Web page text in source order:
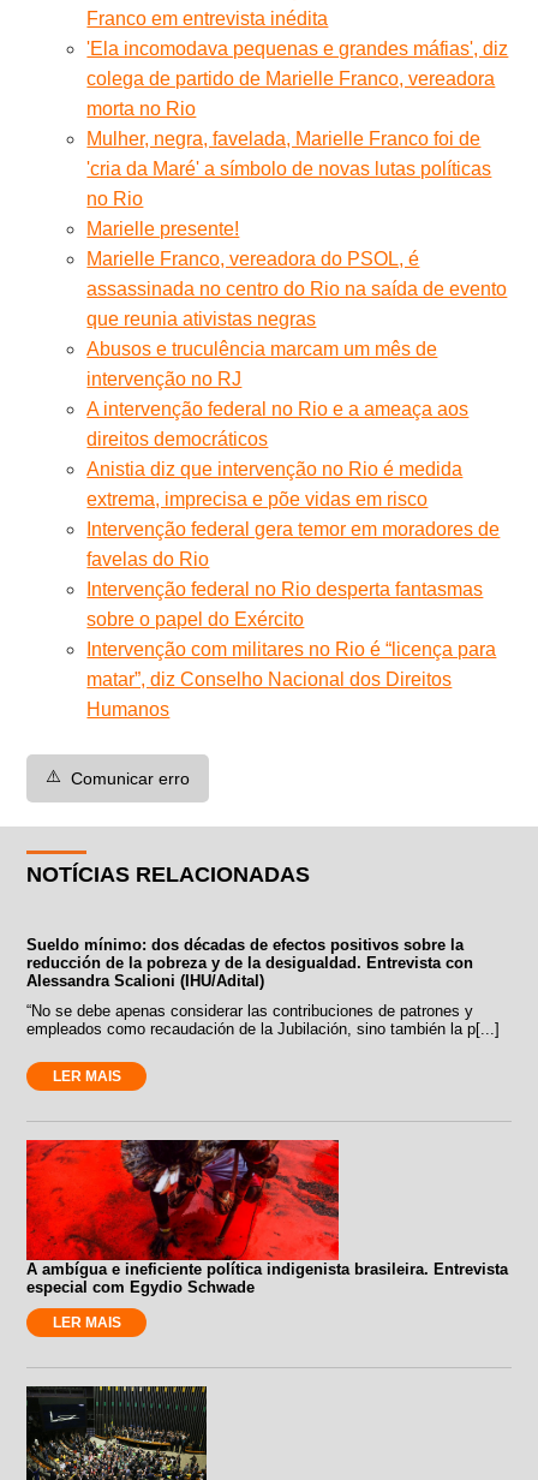
Franco em entrevista inédita
'Ela incomodava pequenas e grandes máfias', diz
colega de partido de Marielle Franco, vereadora
morta no Rio
Mulher, negra, favelada, Marielle Franco foi de
'cria da Maré' a símbolo de novas lutas políticas
no Rio
Marielle presente!
Marielle Franco, vereadora do PSOL, é
assassinada no centro do Rio na saída de evento
que reunia ativistas negras
Abusos e truculência marcam um mês de
intervenção no RJ
A intervenção federal no Rio e a ameaça aos
direitos democráticos
Anistia diz que intervenção no Rio é medida
extrema, imprecisa e põe vidas em risco
Intervenção federal gera temor em moradores de
favelas do Rio
Intervenção federal no Rio desperta fantasmas
sobre o papel do Exército
Intervenção com militares no Rio é “licença para
matar”, diz Conselho Nacional dos Direitos
Humanos
⚠️ Comunicar erro
NOTÍCIAS RELACIONADAS
Sueldo mínimo: dos décadas de efectos positivos sobre la
reducción de la pobreza y de la desigualdad. Entrevista con
Alessandra Scalioni (IHU/Adital)
“No se debe apenas considerar las contribuciones de patrones y
empleados como recaudación de la Jubilación, sino también la p[...]
LER MAIS
A ambígua e ineficiente política indigenista brasileira. Entrevista
especial com Egydio Schwade
LER MAIS